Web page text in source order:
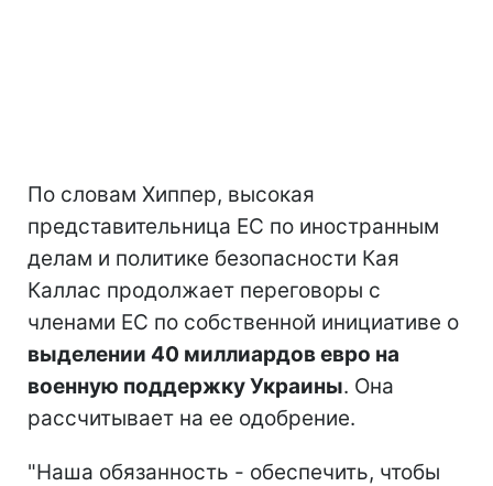
По словам Хиппер, высокая
представительница ЕС по иностранным
делам и политике безопасности Кая
Каллас продолжает переговоры с
членами ЕС по собственной инициативе о
выделении 40 миллиардов евро на
военную поддержку Украины. Она
рассчитывает на ее одобрение.
"Наша обязанность - обеспечить, чтобы